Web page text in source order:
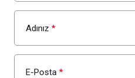
Adınız *
E-Posta *